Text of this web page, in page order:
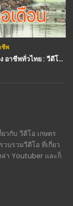
ชีพ
(คลิป) เลี้ยงเป็ดร่วมกับปลารายได้งาม จ.อ่างทอง อาชีพทั่วไทย : วีดีโอ เกษตร
วกับ วีดีโอ เกษตร
บรวมวีดีโอ ที่เกี่ยว
ล่า Youtuber และก็